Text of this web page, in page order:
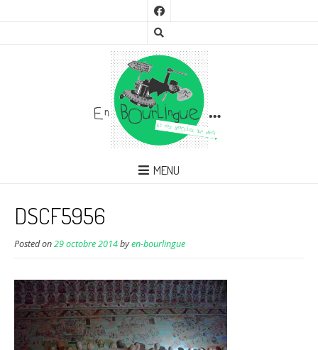
MENU
DSCF5956
Posted on29 octobre 2014byen-bourlingue